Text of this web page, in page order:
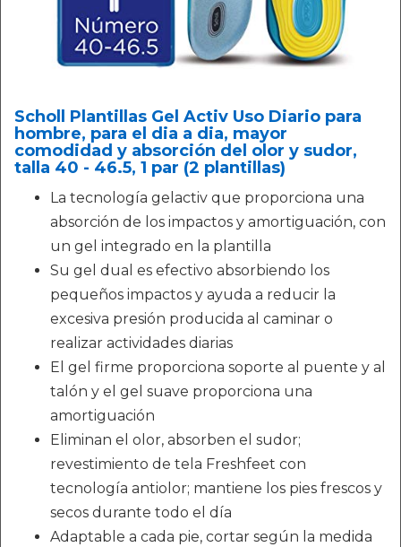
Scholl Plantillas Gel Activ Uso Diario para
hombre, para el dia a dia, mayor
comodidad y absorción del olor y sudor,
talla 40 - 46.5, 1 par (2 plantillas)
La tecnología gelactiv que proporciona una
absorción de los impactos y amortiguación, con
un gel integrado en la plantilla
Su gel dual es efectivo absorbiendo los
pequeños impactos y ayuda a reducir la
excesiva presión producida al caminar o
realizar actividades diarias
El gel firme proporciona soporte al puente y al
talón y el gel suave proporciona una
amortiguación
Eliminan el olor, absorben el sudor;
revestimiento de tela Freshfeet con
tecnología antiolor; mantiene los pies frescos y
secos durante todo el día
Adaptable a cada pie, cortar según la medida